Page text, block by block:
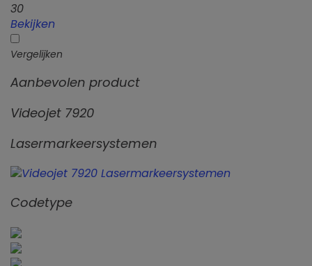
30
Bekijken
Vergelijken
Aanbevolen product
Videojet 7920
Lasermarkeersystemen
Codetype